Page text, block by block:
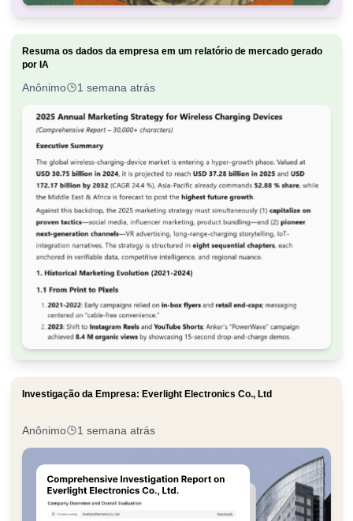
Resuma os dados da empresa em um relatório de mercado gerado
por IA
Anônimo 1 semana atrás
Investigação da Empresa: Everlight Electronics Co., Ltd
Anônimo 1 semana atrás